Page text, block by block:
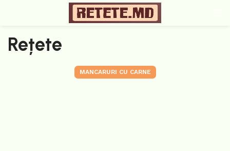
Rețete
MANCARURI CU CARNE